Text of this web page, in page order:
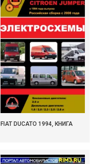
FIAT DUCATO 1994, КНИГА